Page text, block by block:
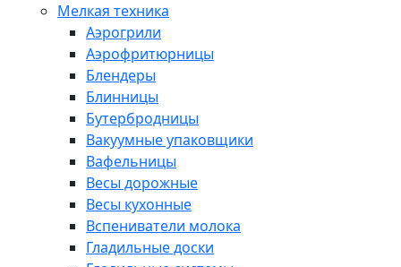
Мелкая техника
Аэрогрили
Аэрофритюрницы
Блендеры
Блинницы
Бутербродницы
Вакуумные упаковщики
Вафельницы
Весы дорожные
Весы кухонные
Вспениватели молока
Гладильные доски